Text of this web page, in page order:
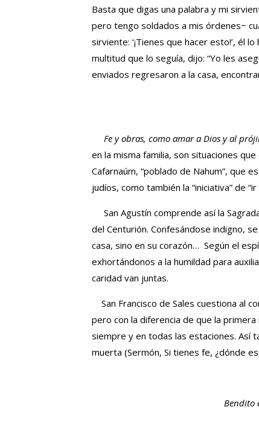
Basta que digas una palabra y mi
pero tengo soldados a mis órdenes−
sirviente: ‘¡Tienes que hacer esto!’, él
multitud que lo seguía, dijo: “Yo les
enviados regresaron a la casa,
Fe y obras, como amar a Dios y al
en la misma familia, son situaciones
Cafarnaúm, “poblado de Nahum”, que
judíos, como también la “iniciativa” de
San Agustín comprende así la
del Centurión. Confesándose indigno,
casa, sino en su corazón… Según el
exhortándonos a la humildad para
caridad van juntas.
San Francisco de Sales cuestiona al
pero con la diferencia de que la
siempre y en todas las estaciones. Así
muerta (Sermón, Si tienes fe, ¿dónde
Bendito